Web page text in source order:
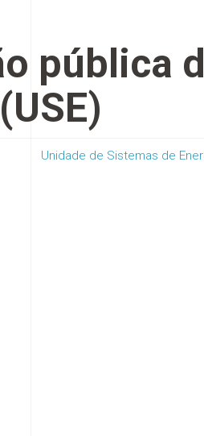
pública
Unidade de Sistemas de